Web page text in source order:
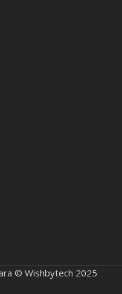
© Wishbytech 2025